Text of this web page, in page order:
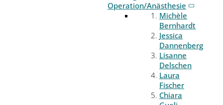
Operation/Anästhesie
Michèle
Bernhardt
Jessica
Dannenberg
Lisanne
Delschen
Laura
Fischer
Chiara